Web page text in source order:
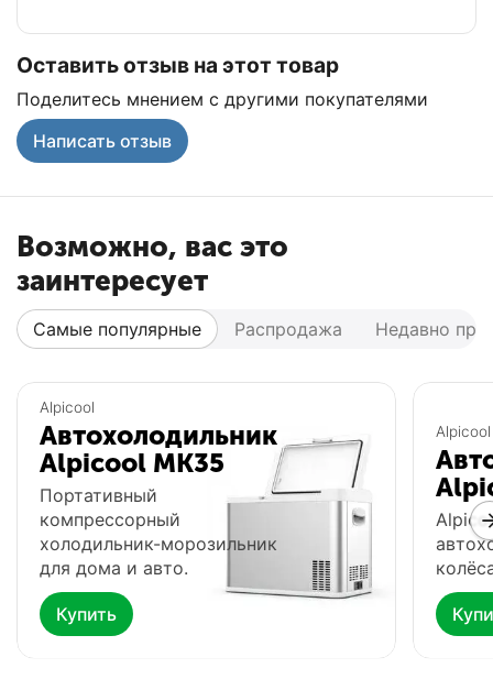
Оставить отзыв на этот товар
Поделитесь мнением с другими покупателями
Написать отзыв
Возможно, вас это
заинтересует
Самые популярные Распродажа Недавно
Популярный
Автохолодильник
Популярный
Alpicool
Автохолодильник
Alpicool MK35
Портативный
компрессорный
холодильник-морозильник
для дома и авто.
Купить
Alpicool